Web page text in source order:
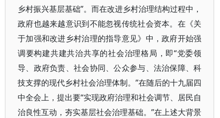
乡村振兴基层基础”。而在改进乡村治理结构过程中，
政府也越来越意识到不能忽视传统社会资本。在《关
于加强和改进乡村治理的指导意见》中，政府开始强
调要构建共建共治共享的社会治理格局，即“党委领
导、政府负责、社会协同、公众参与、法治保障、科
技支撑的现代乡村社会治理体制。”在随后的十九届四
中全会上，提出要“实现政府治理和社会调节、居民自
治良性互动，夯实基层社会治理基础。”在上述大背景